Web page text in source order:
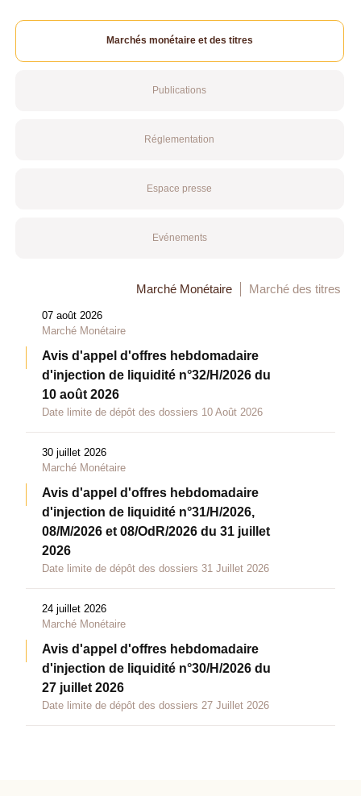
Marchés monétaire et des titres
Publications
Réglementation
Espace presse
Evénements
Marché Monétaire Marché des titres
07 août 2026
Marché Monétaire
Avis d'appel d'offres hebdomadaire
d'injection de liquidité n°32/H/2026 du
10 août 2026
Date limite de dépôt des dossiers 10 Août 2026
30 juillet 2026
Marché Monétaire
Avis d'appel d'offres hebdomadaire
d'injection de liquidité n°31/H/2026,
08/M/2026 et 08/OdR/2026 du 31 juillet
2026
Date limite de dépôt des dossiers 31 Juillet 2026
24 juillet 2026
Marché Monétaire
Avis d'appel d'offres hebdomadaire
d'injection de liquidité n°30/H/2026 du
27 juillet 2026
Date limite de dépôt des dossiers 27 Juillet 2026